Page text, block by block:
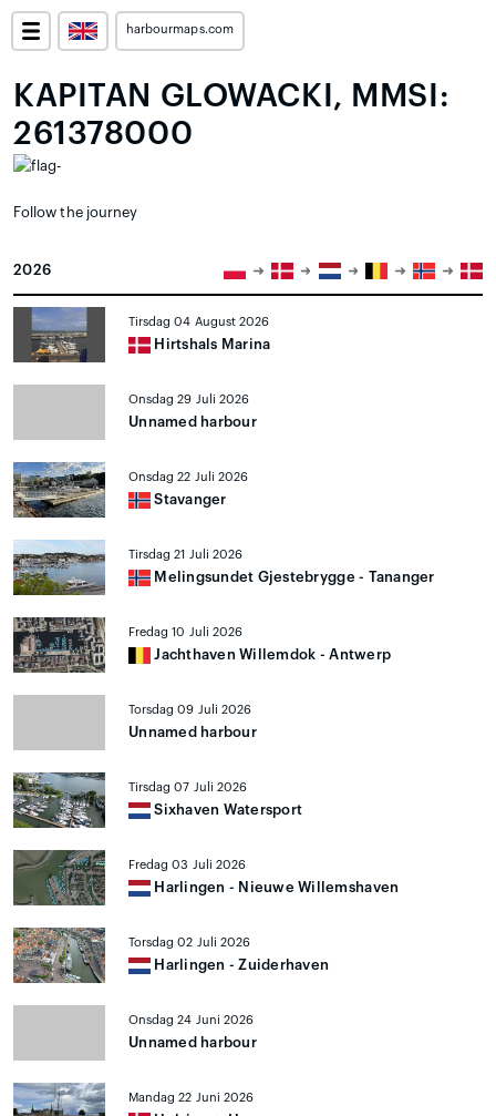
harbourmaps.com
KAPITAN GLOWACKI, MMSI:
261378000
Follow the journey
2026
Tirsdag 04 August 2026
Hirtshals Marina
Onsdag 29 Juli 2026
Unnamed harbour
Onsdag 22 Juli 2026
Stavanger
Tirsdag 21 Juli 2026
Melingsundet Gjestebrygge - Tananger
Fredag 10 Juli 2026
Jachthaven Willemdok - Antwerp
Torsdag 09 Juli 2026
Unnamed harbour
Tirsdag 07 Juli 2026
Sixhaven Watersport
Fredag 03 Juli 2026
Harlingen - Nieuwe Willemshaven
Torsdag 02 Juli 2026
Harlingen - Zuiderhaven
Onsdag 24 Juni 2026
Unnamed harbour
Mandag 22 Juni 2026